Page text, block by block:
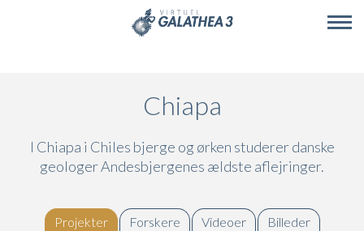
Chiapa
I Chiapa i Chiles bjerge og ørken studerer danske
geologer Andesbjergenes ældste aflejringer.
Projekter(active tab)
Forskere Videoer Billeder